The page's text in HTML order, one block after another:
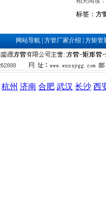
标签： 方
网站导航| 方管厂家介绍 方矩管
杭州 济南 合肥 武汉 长沙 西